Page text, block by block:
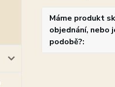
Máme produkt
objednání, nebo
podobě?